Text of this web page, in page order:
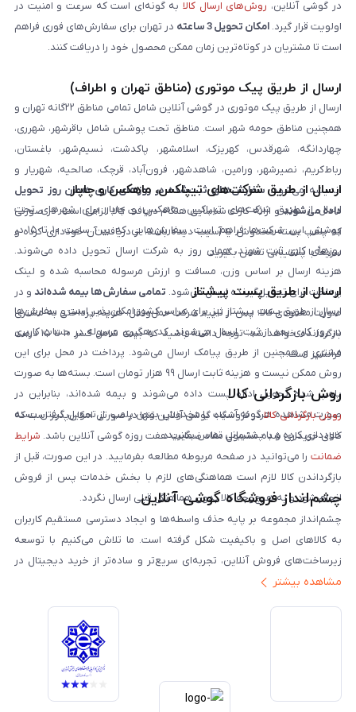
در گوشی آنلاین، روش‌های ارسال کالا به گونه‌ای است که سرعت و امنیت در
اولویت قرار گیرد. امکان تحویل 3 ساعته
در تهران برای سفارش‌های فوری فراهم
است تا مشتریان در کوتاه‌ترین زمان ممکن محصول خود را دریافت کنند.
ارسال از طریق پیک موتوری (مناطق تهران و اطراف)
ارسال از طریق پیک موتوری در گوشی آنلاین شامل تمامی مناطق ۲۲گانه تهران و
همچنین مناطق حومه شهر است. مناطق تحت پوشش شامل باقرشهر، شهرری،
چهاردانگه، شهرقدس، کهریزک، اسلامشهر، پاکدشت، نسیم‌شهر، باغستان،
رباط‌کریم، نصیرشهر، ورامین، شاهدشهر، فرون‌آباد، قرچک، صالحیه، شهریار و
اندیشه می‌شود. سفارش‌های ثبت‌شده در روزهای کاری همان روز تحویل
داده می‌شوندو ارائه کارت شناسایی هنگام دریافت کالا الزامی است. در صورتی
که پلمپ بسته مخدوش یا آسیب دیده باشد، از دریافت آن خودداری کرده و
سریعاً با پشتیبانی تماس بگیرید.
ارسال از طریق شرکت‌های تیپاکس، ماهکس و چاپار
ارسال از طریق شرکت‌های تیپاکس، ماهکس و چاپار برای شهرهای تحت
پوشش این شرکت‌ها فراهم است. سفارش‌هایی که بین ساعت ۱۰ تا ۱۵ در
روزهای کاری ثبت شوند، همان روز به شرکت ارسال تحویل داده می‌شوند.
هزینه ارسال بر اساس وزن، مسافت و ارزش مرسوله محاسبه شده و لینک
پرداخت برای تحویل‌گیرنده ارسال می‌شود. تمامی سفارش‌ها بیمه شده‌اند و در
صورت مفقودی کالا، پس از تایید شرکت حمل‌ونقل، هزینه پرداختی به مشتری
بازگردانده خواهد شد. توجه داشته باشید که بیمه شامل کسر ۱۰ تا ۱۵ درصد
فرانشیز است.
ارسال از طریق پست پیشتاز
ارسال از طریق پست پیشتاز نیز برای سراسر کشور امکان‌پذیر است و سفارش‌ها
در روز کاری بعد از ثبت، ارسال می‌شوند. کد رهگیری مرسوله در حساب کاربری
مشتری و همچنین از طریق پیامک ارسال می‌شود. پرداخت در محل برای این
روش ممکن نیست و هزینه ثابت ارسال ۹۹ هزار تومان است. بسته‌ها به صورت
پلمپ شده تحویل اداره پست داده می‌شوند و بیمه شده‌اند، بنابراین در
صورت مشاهده هرگونه آسیب یا مخدوش بودن پلمپ، از تحویل گرفتن بسته
خودداری کرده و با پشتیبانی تماس بگیرید.
روش بازگردانی کالا
روش بازگردانی کالادر فروشگاه گوشی آنلاین تنها در صورتی امکان‌پذیر است که
کالای خریداری شده مشمول مفاد ضمانت هفت روزه گوشی آنلاین باشد. شرایط
ضمانت را می‌توانید در صفحه مربوطه مطالعه بفرمایید. در این صورت، قبل از
بازگرداندن کالا لازم است هماهنگی‌های لازم با بخش خدمات پس از فروش
انجام شود و به هیچ‌وجه کالا بدون هماهنگی قبلی ارسال نگردد.
چشم‌انداز فروشگاه گوشی آنلاین
چشم‌انداز مجموعه بر پایه حذف واسطه‌ها و ایجاد دسترسی مستقیم کاربران
به کالاهای اصل و باکیفیت شکل گرفته است. ما تلاش می‌کنیم با توسعه
زیرساخت‌های فروش آنلاین، تجربه‌ای سریع‌تر و ساده‌تر از خرید دیجیتال در
ایران ارائه دهیم. تبدیل‌شدن به مرجعی قابل اعتماد برای خرید کالای دیجیتال،
خدمات و به‌روزرسانی مداوم محصولات، مسیر ما را روشن‌تر می‌کند. ما باور
داریم آینده بازار دیجیتال متعلق به کسب‌وکارهایی است که صداقت و شفافیت
را در اولویت قرار می‌دهند. گوشی آنلاین با تکیه بر تجربه و تخصص، با قدرت به
سمت تحقق این چشم‌انداز حرکت می‌کند.
مشاهده بیشتر